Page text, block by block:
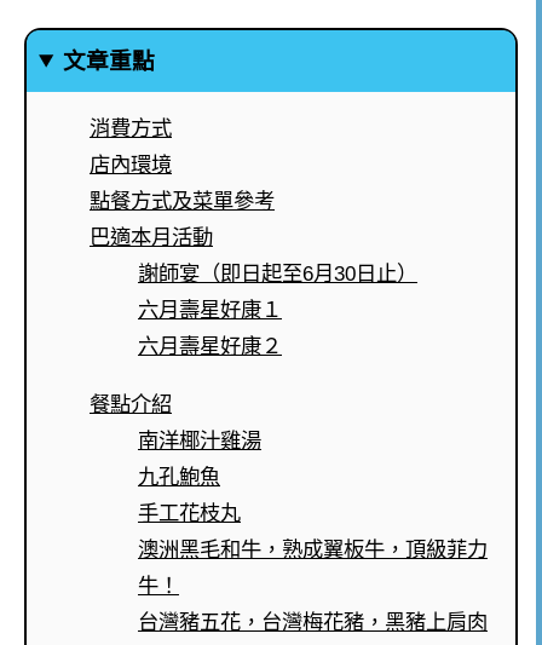
文章重點
消費方式
店內環境
點餐方式及菜單參考
巴適本月活動
謝師宴（即日起至6月30日止）
六月壽星好康１
六月壽星好康２
餐點介紹
南洋椰汁雞湯
九孔鮑魚
手工花枝丸
澳洲黑毛和牛，熟成翼板牛，頂級菲力
牛！
台灣豬五花，台灣梅花豬，黑豬上肩肉